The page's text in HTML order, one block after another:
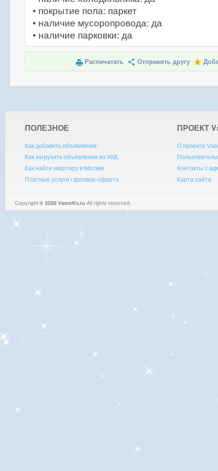
• покрытие пола: паркет
• наличие мусоропровода: да
• наличие парковки: да
Распечатать Отправить другу
ПОЛЕЗНОЕ
Как добавить объявление
Как загрузить объявления из XML
Как найти квартиру в Москве
Платные услуги / договор-оферта
ПРОЕКТ V
О проекте
Контакты с
Карта сайта
Copyright © 2026 VsemKv.ru All rights reserved.